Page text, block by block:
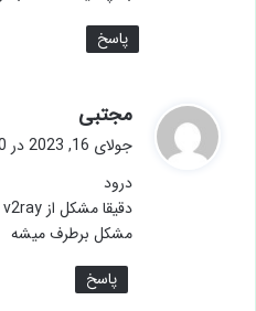
پاسخ
مجتبی
ف
جولای 16, 2023 در 6:30 ب.ظ
درود
مشکل برطرف میشه
پاسخ